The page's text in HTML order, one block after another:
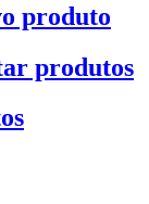
produto
produtos